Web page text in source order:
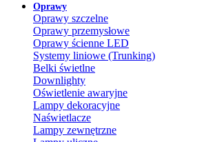
Oprawy
Oprawy szczelne
Oprawy przemysłowe
Oprawy ścienne LED
Systemy liniowe (Trunking)
Belki świetlne
Downlighty
Oświetlenie awaryjne
Lampy dekoracyjne
Naświetlacze
Lampy zewnętrzne